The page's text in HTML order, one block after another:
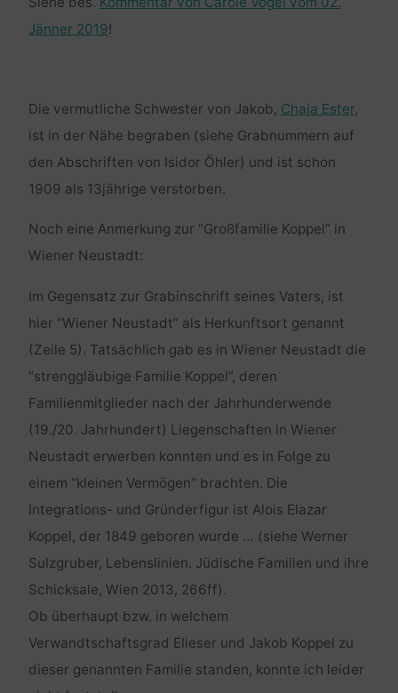
Jänner 2019!
Die vermutliche Schwester von Jakob, Chaja Ester,
ist in der Nähe begraben (siehe Grabnummern auf
den Abschriften von Isidor Öhler) und ist schon
1909 als 13jährige verstorben.
Noch eine Anmerkung zur “Großfamilie Koppel” in
Wiener Neustadt:
Im Gegensatz zur Grabinschrift seines Vaters, ist
hier “Wiener Neustadt” als Herkunftsort genannt
(Zeile 5). Tatsächlich gab es in Wiener Neustadt die
“strenggläubige Familie Koppel”, deren
Familienmitglieder nach der Jahrhunderwende
(19./20. Jahrhundert) Liegenschaften in Wiener
Neustadt erwerben konnten und es in Folge zu
einem “kleinen Vermögen” brachten. Die
Integrations- und Gründerfigur ist Alois Elazar
Koppel, der 1849 geboren wurde … (siehe Werner
Sulzgruber, Lebenslinien. Jüdische Familien und ihre
Schicksale, Wien 2013, 266ff).
Ob überhaupt bzw. in welchem
Verwandtschaftsgrad Elieser und Jakob Koppel zu
dieser genannten Familie standen, konnte ich leider